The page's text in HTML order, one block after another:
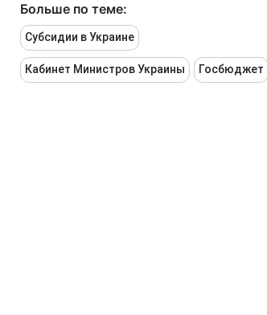
Больше по теме:
Субсидии в Украине
Кабинет Министров Украины Госбюджет